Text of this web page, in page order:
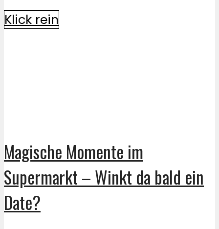
Klick rein
Magische Momente im
Supermarkt – Winkt da bald ein
Date?